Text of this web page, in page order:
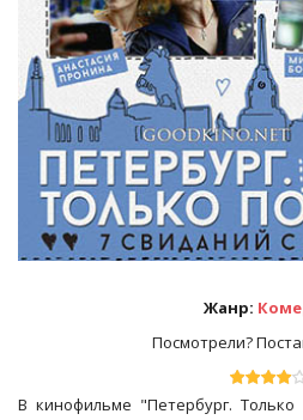
Жанр:
Посмотрели?
В кинофильме "Петербург.